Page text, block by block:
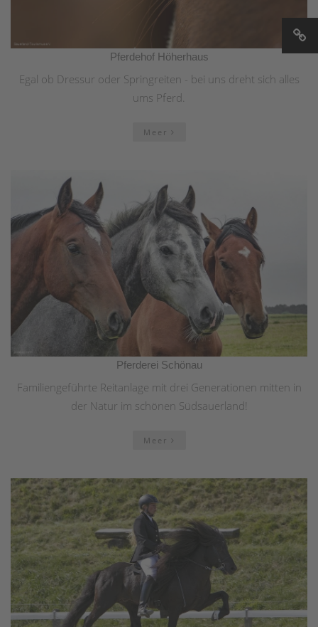
Pferdehof Höherhaus
Egal ob Dressur oder Springreiten - bei uns dreht sich alles
ums Pferd.
Meer
Pferderei Schönau
Familiengeführte Reitanlage mit drei Generationen mitten in
der Natur im schönen Südsauerland!
Meer